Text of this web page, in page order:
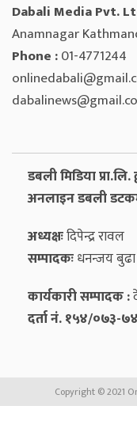
Dabali Media Pvt.
Anamnagar
Phone :01-4771244
डबली मिडिया प्रा.लि.
अनलाइन डबली
अध्यक्षःदिपेन्द्र रावल
सम्पादकःधनन्‍जय बुढा
कार्यकारी सम्पादक :
दर्ता नं. १५४/०७३-७४
Copyright © 2021